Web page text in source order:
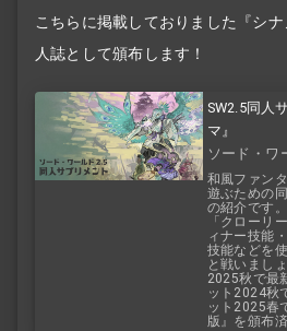
こちらに掲載しておりました『シ
人誌として頒布します！
SW2.5同人
マ』
ソード・ワ
ジー
和風ファン
遊ぶための
の紹介です
「クローリ
ィナー技能
技能などを
と戦いまし
2025秋で最
ット2024秋
ット2025春
版』を頒布済